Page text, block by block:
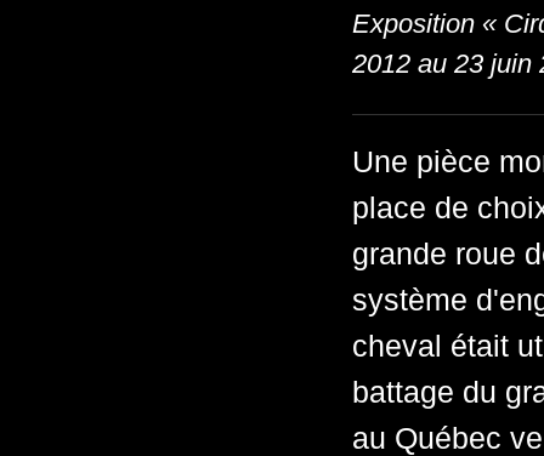
Exposition «
2012 au 23 juin
Une pièce
place de
grande roue
système
cheval était
battage du
au Québec